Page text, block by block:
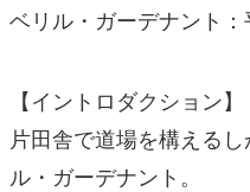
ベリル・ガーデナント
【イントロダクション】
片田舎で道場を構える
ル・ガーデナント。